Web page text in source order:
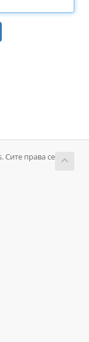
Сите права се